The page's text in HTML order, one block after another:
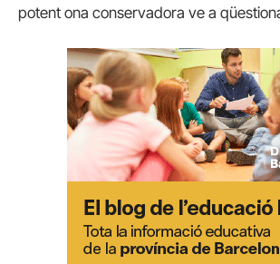
potent ona conservadora ve a